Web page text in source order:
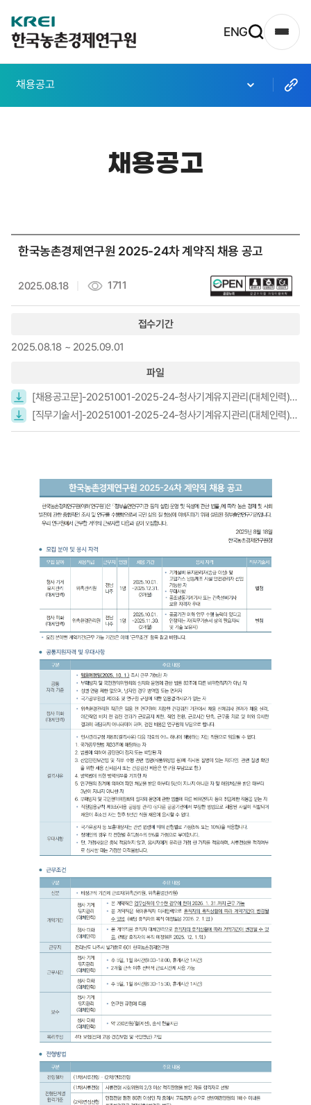
한
국
촌
로
고
ENG
트
맵
채용공고
채용공고
한국농촌경제연구원 2025-24차 계약직 채용 공고
2025.08.18 1711
접수기간
2025.08.18 ~ 2025.09.01
파일
[채용공고문]-20251001-2025-24-청사기계유지관리(대체인력),청사미화(대체인력).pdf
[직무기술서]-20251001-2025-24-청사기계유지관리(대체인력),청사미화(대체인력).pdf